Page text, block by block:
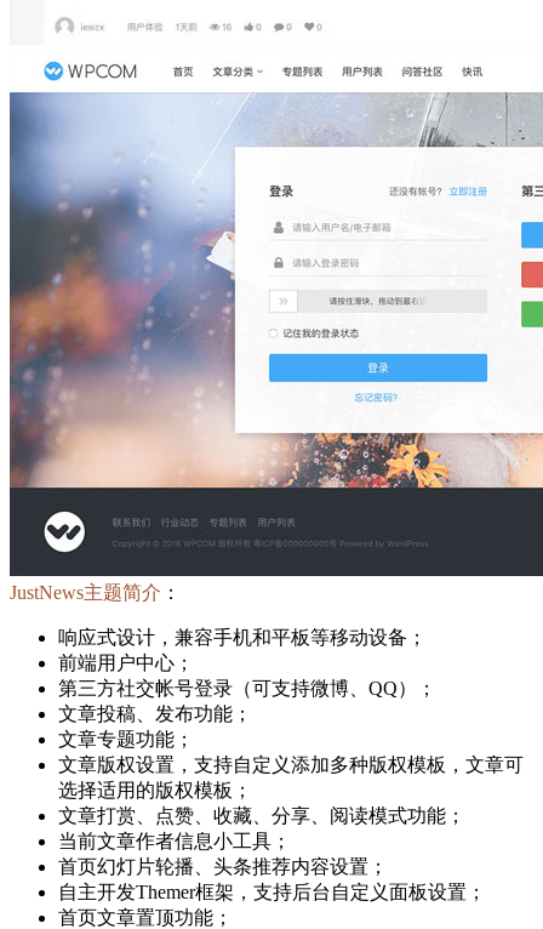
JustNews主题简介 ：
响应式设计，兼容手机和平板等移动设备；
前端用户中心；
第三方社交帐号登录（可支持微博、QQ）；
文章投稿、发布功能；
文章专题功能；
文章版权设置，支持自定义添加多种版权模板，文章可
选择适用的版权模板；
文章打赏、点赞、收藏、分享、阅读模式功能；
当前文章作者信息小工具；
首页幻灯片轮播、头条推荐内容设置；
自主开发Themer框架，支持后台自定义面板设置；
首页文章置顶功能；